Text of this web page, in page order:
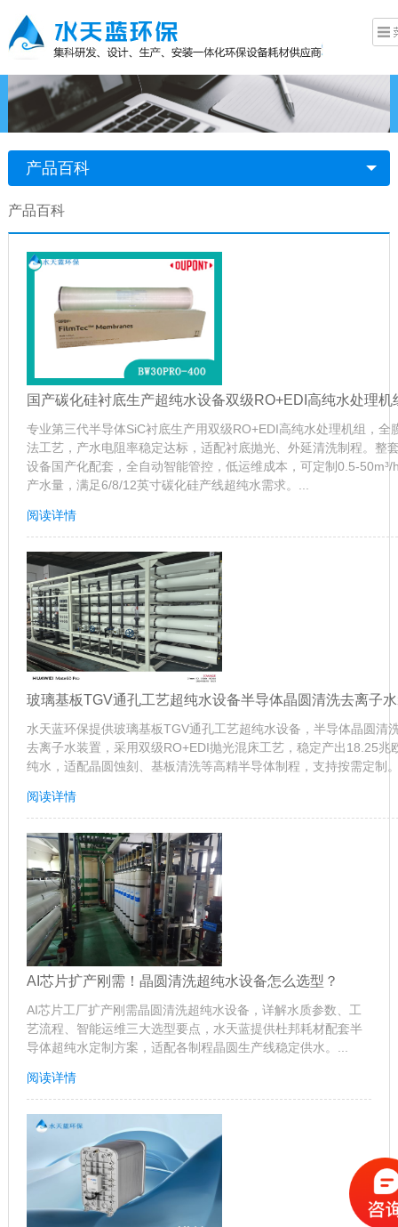
产品百科
产品百科
国产碳化硅衬底生产超纯水设备双级RO+EDI高纯水处理机
专业第三代半导体SiC衬底生产用双级RO+EDI高纯水处理机组，全
法工艺，产水电阻率稳定达标，适配衬底抛光、外延清洗制程。整
设备国产化配套，全自动智能管控，低运维成本，可定制0.5-50m³/
产水量，满足6/8/12英寸碳化硅产线超纯水需求。...
阅读详情
玻璃基板TGV通孔工艺超纯水设备半导体晶圆清洗去离子
水天蓝环保提供玻璃基板TGV通孔工艺超纯水设备，半导体晶圆清
去离子水装置，采用双级RO+EDI抛光混床工艺，稳定产出18.25兆
纯水，适配晶圆蚀刻、基板清洗等高精半导体制程，支持按需定制
阅读详情
AI芯片扩产刚需！晶圆清洗超纯水设备怎么选型？
AI芯片工厂扩产刚需晶圆清洗超纯水设备，详解水质参数、工
艺流程、智能运维三大选型要点，水天蓝提供杜邦耗材配套半
导体超纯水定制方案，适配各制程晶圆生产线稳定供水。...
阅读详情